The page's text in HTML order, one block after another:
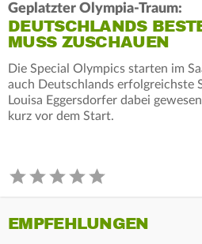
Geplatzter Olympia-Traum:
DEUTSCHLANDS
MUSS ZUSCHAUEN
Die Special Olympics starten im
auch Deutschlands erfolgreichste
Louisa Eggersdorfer dabei
kurz vor dem Start.
EMPFEHLUNGEN